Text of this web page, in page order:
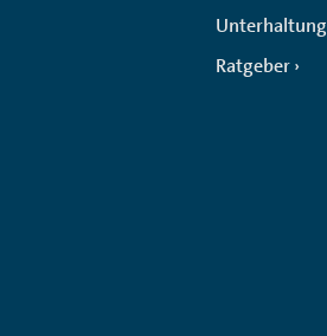
Unterhaltung
Ratgeber